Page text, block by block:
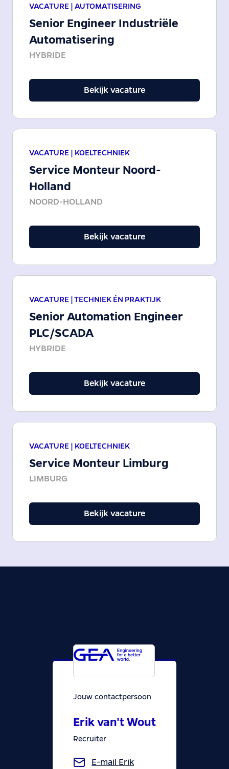
VACATURE | AUTOMATISERING
Senior Engineer Industriële
Automatisering
HYBRIDE
Bekijk vacature
VACATURE | KOELTECHNIEK
Service Monteur Noord-
Holland
NOORD-HOLLAND
Bekijk vacature
VACATURE | TECHNIEK ÉN PRAKTIJK
Senior Automation Engineer
PLC/SCADA
HYBRIDE
Bekijk vacature
VACATURE | KOELTECHNIEK
Service Monteur Limburg
LIMBURG
Bekijk vacature
Jouw contactpersoon
Erik van't Wout
Recruiter
E-mail Erik